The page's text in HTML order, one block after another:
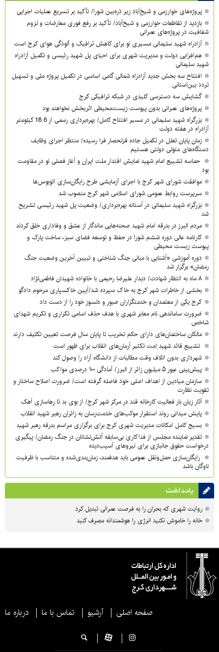
پروژه‌های خوارزمی و شیخ‌آباد زیر ذره‌بین شورا/ تأکید بر تسریع عملیات اجرایی
بازدید از تقاطعات خوارزمی و شیخ‌آباد/ تأکید بر رفع فوری معارضات و لزوم
شفافیت در پروژه‌های عمرانی
آزادراه شهید سلیمانی مسیری نو برای کاهش ترافیک و آلودگی هوای کرج است
هم‌افزایی دولت و مدیریت شهری برای احیای پل شهید رئیسی و تکمیل آزادراه
شهید سلیمانی
افتتاح سه بخش جدید آزادراه شمالی گامی اساسی در تکمیل پروژه ملی و تسهیل
تردد بین‌استانی
گشایش سه دسترسی کلیدی در شبکه ترافیکی کرج
پروژه‌های عمرانی بدون پیوست زیست‌محیطی اثربخش نخواهند بود
بزرگراه شهید سلیمانی در مسیر افتتاح کامل/ بهره‌برداری رسمی از 18.6 کیلومتر
آزادراه در هفته دولت
زمان پایان تعلل در تکمیل جاده قزلحصار فرا رسیده/ منتظر اجرای وظایف
دستگاه‌های متولی دولتی هستیم
حماسه تشییع امام شهید نمایش اقتدار ملت ایران و آغاز فصلی نو در مقاومت
بود
موافقت شورای شهر کرج با اجرای آزمایشی طرح رایگان‌سازی اتوبوس‌ها
سرپرست روابط عمومی شورای اسلامی شهر کرج منصوب شد
بزرگراه شهید سلیمانی در آستانه بهره‌برداری/ وضعیت پل شهید رئیسی تشریح
شد
مردم البرز در بدرقه امام شهید صحنه‌هایی ماندگار از عشق و وفاداری خلق کردند
کارنامه عالی دوره ششم شورا در حفظ و توسعه فضای سبز، ساخت پارک و
پیوست زیست محیطی
دوره آموزشی «آشنایی با مبانی جنگ شناختی و تبیین آخرین وضعیت جنگ
رمضان» برگزار شد
۸ ماه به انتظار شهادت/ دیدار علیرضا رحیمی با خانواده شهیدان فاطمی‌نژاد
بخشی از خاطرات شهر کرج به خاک سپرده شد/آیین خاکسپاری مرحوم دادگو
کرج یکی از معتمدان و خدمتگزاران صبور و دلسوز خود را از دست داد
ضرورت ساماندهی نام‌ معابر شهری با هدف حذف اسامی تکراری و تکریم شهدای
شاخص
مالکان ساختمان‌های دارای حکم تخریب تا پایان سال فرصت تعیین تکلیف دارند
تشییع قائد شهید ِامت تکثیر آرمان‌های انقلاب برای ظهور است
شهرداری بدون اتلاف وقت مطالبات از دانشگاه آزاد را وصول کند
پیش‌بینی عبور ۵ میلیون زائر از البرز/ آمادگی ۱۰۰ درصدی مواکب
سازمان میادین از اهداف اصلی خود فاصله گرفته است/ ضرورت اصلاح ساختار و
تقویت نظارت
آثار زیان بار فعالیت کارخانه قند در مرکز شهر کرج/ از بوی بد تا رهاسازی آهک
پایش میدانی روند استقرار موکب‌های خدمت‌رسان به زائران رهبر شهید انقلاب
بسیج کامل امکانات مدیریت شهری کرج برای برگزاری مراسم بدرقه رهبر شهید
تقدیر نماینده مجلس از فداکاری بی‌سابقه آتش‌نشانان در جنگ رمضان/ پیگیری
درخواست حقوق جانبازی برای نیروهای آسیب‌دیده
رایگان‌سازی حمل‌ونقل عمومی باید هدفمند، زمان‌بندی‌شده و متناسب با ظرفیت
ناوگان باشد
یادداشت
روایت شهری که بحران را به فرصت عمرانی تبدیل کرد
خانه را خاموش نکنید انرژی را هوشمندانه مصرف کنید
صفحه اصلی آرشیو تماس با ما درباره ما